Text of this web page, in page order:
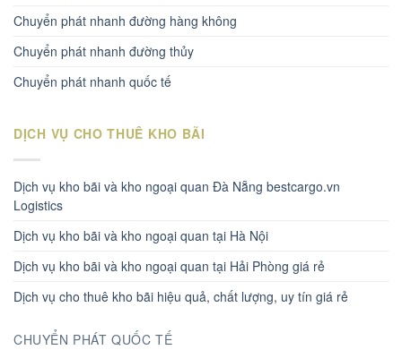
Chuyển phát nhanh đường hàng không
Chuyển phát nhanh đường thủy
Chuyển phát nhanh quốc tế
DỊCH VỤ CHO THUÊ KHO BÃI
Dịch vụ kho bãi và kho ngoại quan Đà Nẵng bestcargo.vn
Logistics
Dịch vụ kho bãi và kho ngoại quan tại Hà Nội
Dịch vụ kho bãi và kho ngoại quan tại Hải Phòng giá rẻ
Dịch vụ cho thuê kho bãi hiệu quả, chất lượng, uy tín giá rẻ
CHUYỂN PHÁT QUỐC TẾ